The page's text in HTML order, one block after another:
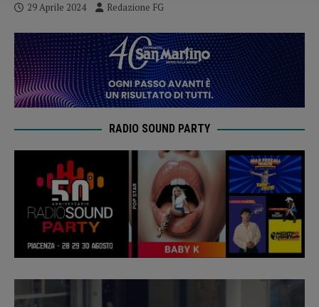
29 Aprile 2024 Redazione FG
RADIO SOUND PARTY